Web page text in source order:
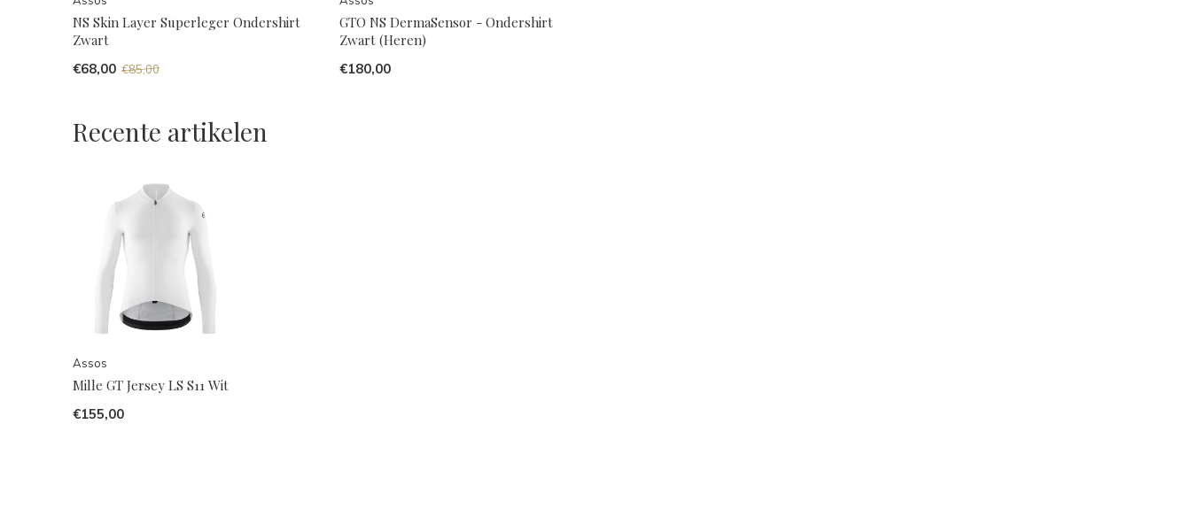
NS Skin Layer Superleger Ondershirt
Zwart
€68,00 €85,00
GTO NS DermaSensor - Ondershirt
Zwart (Heren)
€180,00
Recente artikelen
Assos
Mille GT Jersey LS S11 Wit
€155,00